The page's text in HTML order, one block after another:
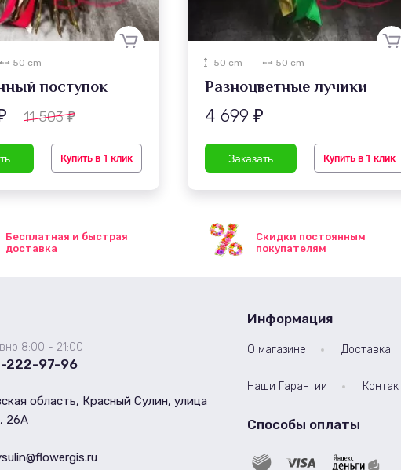
50 cm
поступок
11 503₽
Купить в 1 клик
50 cm 50 cm
Разноцветные лучики
4 699 ₽
Купить в 1 клик
Бесплатная и быстрая
доставка
Скидки постоянным
покупателям
8:00 - 21:00
222-97-96
область, Красный Сулин, улица
26А
Информация
О магазине Доставка
Наши Гарантии
Способы оплаты